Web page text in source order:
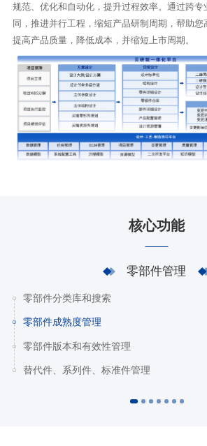
规范、优化和自动化，提升过程效率。通过跨
同，推进并行工程，缩短产品研制周期，帮助您
提高产品质量，降低成本，并缩短上市周期。
核心功能
零部件管理
零部件分类库和搜索
零部件成熟度管理
零部件版本和有效性管理
替代件、系列件、标准件管理